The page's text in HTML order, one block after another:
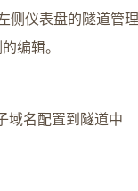
侧仪表盘的隧道
编辑。
域名配置到隧道中